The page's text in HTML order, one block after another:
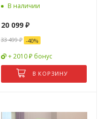
В наличии
20 099₽
33 499₽ -40%
+ 2010 ₽ бонус
В КОРЗИНУ